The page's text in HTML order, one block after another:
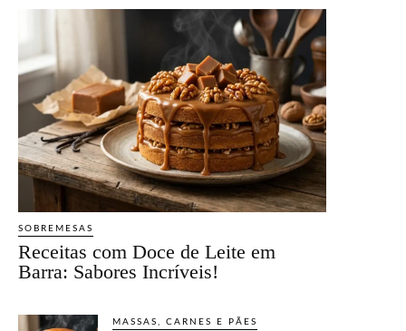
SOBREMESAS
Receitas com Doce de Leite em
Barra: Sabores Incríveis!
MASSAS, CARNES E PÃES